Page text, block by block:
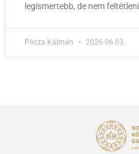
legismertebb, de nem
Pócza Kálmán 2026.06.03.